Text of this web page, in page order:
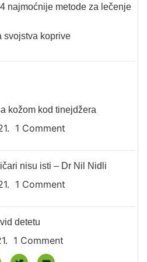
4 najmoćnije metode za lečenje
svojstva koprive
kožom kod tinejdžera
1 Comment
nisu isti – Dr Nil Nidli
1 Comment
detetu
1 Comment